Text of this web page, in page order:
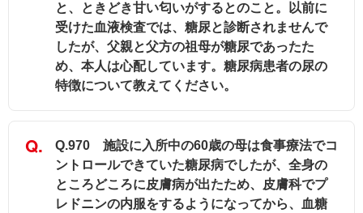
と、ときどき甘い匂いがするとのこと。以前に
受けた血液検査では、糖尿と診断されませんで
したが、父親と父方の祖母が糖尿であったた
め、本人は心配しています。糖尿病患者の尿の
特徴について教えてください。
Q.970 施設に入所中の60歳の母は食事療法でコ
ントロールできていた糖尿病でしたが、全身の
ところどころに皮膚病が出たため、皮膚科でプ
レドニンの内服をするようになってから、血糖